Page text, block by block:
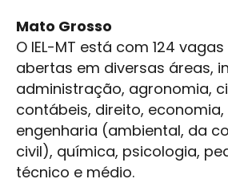
Mato Grosso
O IEL-MT está com 124
abertas em diversas áreas,
administração, agronomia,
contábeis, direito,
engenharia (ambiental, da
civil), química, psicologia,
técnico e médio.